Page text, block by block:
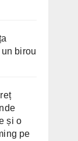
birou
și o
pe